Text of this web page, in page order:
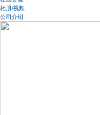
相册/视频
公司介绍